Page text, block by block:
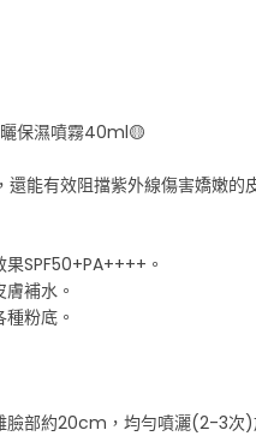
保濕噴霧40ml🟡
還能有效阻擋紫外線傷害嬌嫩的
SPF50+PA++++。
補水。
粉底。
臉部約20cm，均勻噴灑(2-3次)